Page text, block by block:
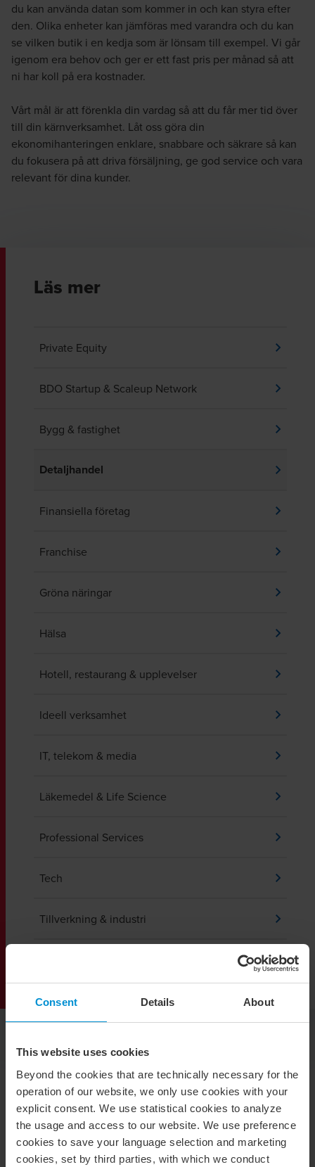
Consent Details About
This website uses cookies
Beyond the cookies that are technically necessary for the
operation of our website, we only use cookies with your
explicit consent. We use statistical cookies to analyze
the usage and access to our website. We use preference
cookies to save your language selection and marketing
cookies, set by third parties, with which we conduct
du kan använda datan som kommer in och kan styra efter
den. Olika enheter kan jämföras med varandra och du kan
se vilken butik i en kedja som är lönsam till exempel. Vi går
igenom era behov och ger er ett fast pris per månad så att
ni har koll på era kostnader.
Vårt mål är att förenkla din vardag så att du får mer tid över
till din kärnverksamhet. Låt oss göra din
ekonomihanteringen enklare, snabbare och säkrare så kan
du fokusera på att driva försäljning, ge god service och vara
relevant för dina kunder.
Läs mer
Private Equity
BDO Startup & Scaleup Network
Bygg & fastighet
Detaljhandel
Finansiella företag
Franchise
Gröna näringar
Hälsa
Hotell, restaurang & upplevelser
Ideell verksamhet
IT, telekom & media
Läkemedel & Life Science
Professional Services
Tech
Tillverkning & industri
Fördelar med outsourcing
Minskad sårbarhet – Trygghet med leverans i tid
med god kvalitet
Lägre kostnader– BDO har väl etablerade processer
och bättre nyttjande av resurser